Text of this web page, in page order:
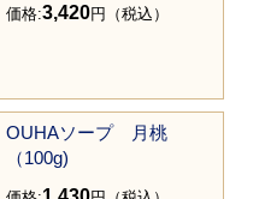
価格:3,420円（税込）
OUHAソープ 月桃
（100g)